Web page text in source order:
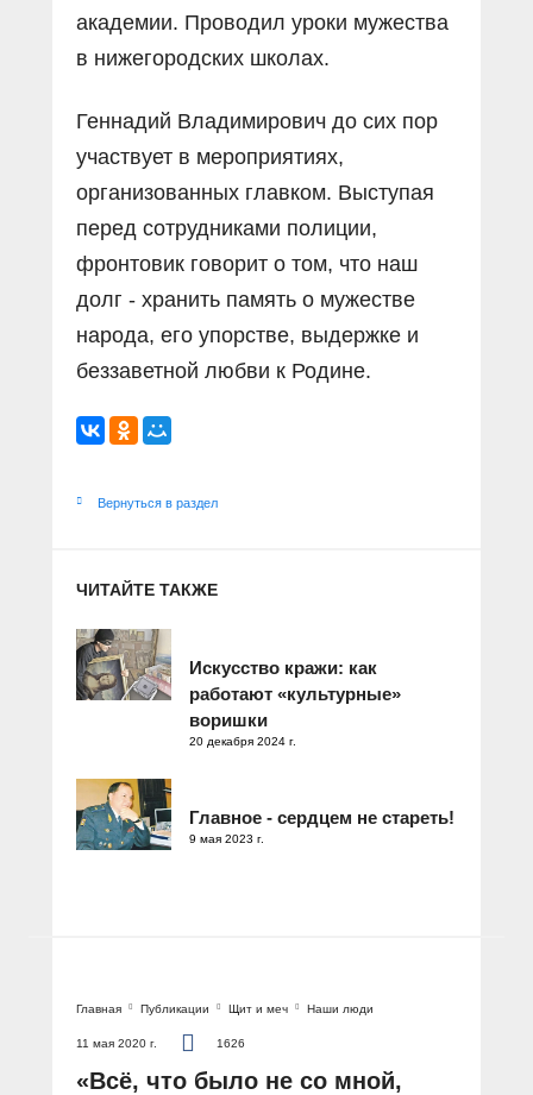
академии. Проводил уроки мужества
в нижегородских школах.
Геннадий Владимирович до сих пор
участвует в мероприятиях,
организованных главком. Выступая
перед сотрудниками полиции,
фронтовик говорит о том, что наш
долг - хранить память о мужестве
народа, его упорстве, выдержке и
беззаветной любви к Родине.
Вернуться в раздел
ЧИТАЙТЕ ТАКЖЕ
Искусство кражи: как
работают «культурные»
воришки
20 декабря 2024 г.
Главное - сердцем не стареть!
9 мая 2023 г.
Главная Публикации Щит и меч Наши люди
11 мая 2020 г. 1626
«Всё, что было не со мной,